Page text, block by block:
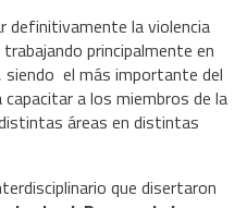
definitivamente la violencia
principalmente en
el más importante del
a los miembros de la
áreas en distintas
que disertaron